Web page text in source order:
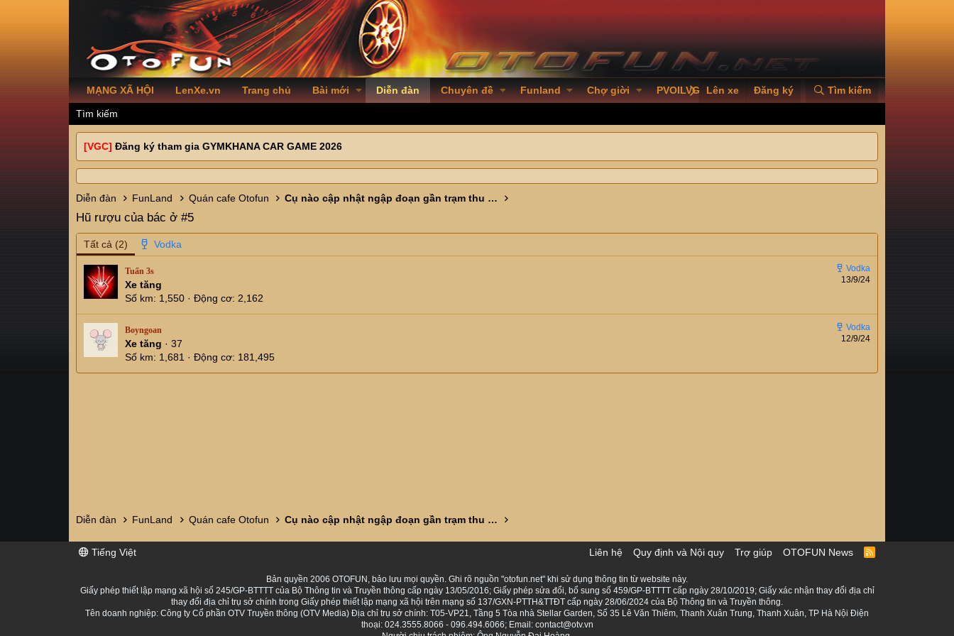
MẠNG XÃ HỘI LenXe.vn Trang chủ Bài mới Diễn đàn Chuyên đề Funland Chợ giời PVOILVGC2026
Lên xe Đăng ký Tìm kiếm
Tìm kiếm
[VGC] Đăng ký tham gia GYMKHANA CAR GAME 2026
Diễn đàn FunLand Quán cafe Otofun Cụ nào cập nhật ngập đoạn gần trạm thu phí Pháp Vân giúp em ạ
Hũ rượu của bác ở #5
Tất cả (2)
13/9/24
Tuấn 3s
Xe tăng
Số km
1,550 Động cơ 2,162
12/9/24
Boyngoan
Xe tăng · 37
Số km
1,681 Động cơ 181,495
Diễn đàn FunLand Quán cafe Otofun Cụ nào cập nhật ngập đoạn gần trạm thu phí Pháp Vân giúp em ạ
Tiếng Việt Liên hệ Quy định và Nội quy Trợ giúp OTOFUN News
R
Bản quyền 2006 OTOFUN, bảo lưu mọi quyền. Ghi rõ nguồn "otofun.net" khi sử dụng thông tin từ website này.
Giấy phép thiết lập mạng xã hội số 245/GP-BTTTT của Bộ Thông tin và Truyền thông cấp ngày 13/05/2016; Giấy phép sửa đổi, bổ sung số 459/GP-BTTTT cấp ngày 28/10/2019; Giấy xác nhận thay đổi địa chỉ
thay đổi địa chỉ trụ sở chính trong Giấy phép thiết lập mạng xã hội trên mạng số 137/GXN-PTTH&TTĐT cấp ngày 28/06/2024 của Bộ Thông tin và Truyền thông.
Tên doanh nghiệp: Công ty Cổ phần OTV Truyền thông (OTV Media) Địa chỉ trụ sở chính: T05-VP21, Tầng 5 Tòa nhà Stellar Garden, Số 35 Lê Văn Thiêm, Thanh Xuân Trung, Thanh Xuân, TP Hà Nội Điện
thoại: 024.3555.8066 - 096.494.6066; Email: contact@otv.vn